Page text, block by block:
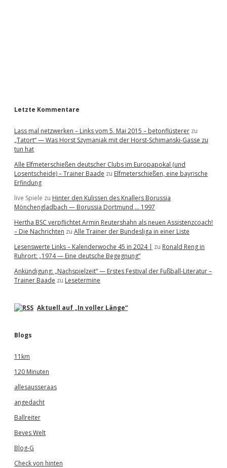
Letzte Kommentare
Lass mal netzwerken – Links vom 5. Mai 2015 – betonflüsterer zu
„Tatort“ — Was Horst Szymaniak mit der Horst-Schimanski-Gasse zu
tun hat
Alle Elfmeterschießen deutscher Clubs im Europapokal (und
Losentscheide) – Trainer Baade zu Elfmeterschießen, eine bayrische
Erfindung
live Spiele zu Hinter den Kulissen des Knallers Borussia
Mönchengladbach — Borussia Dortmund … 1997
Hertha BSC verpflichtet Armin Reutershahn als neuen Assistenzcoach!
– Die Nachrichten zu Alle Trainer der Bundesliga in einer Liste
Lesenswerte Links – Kalenderwoche 45 in 2024 | zu Ronald Reng in
Ruhrort: „1974 — Eine deutsche Begegnung“
Ankündigung: „Nachspielzeit“ — Erstes Festival der Fußball-Literatur –
Trainer Baade zu Lesetermine
Aktuell auf „In voller Länge“
Blogs
11km
120 Minuten
allesausseraas
angedacht
Ballreiter
Beves Welt
Blog-G
Check von hinten